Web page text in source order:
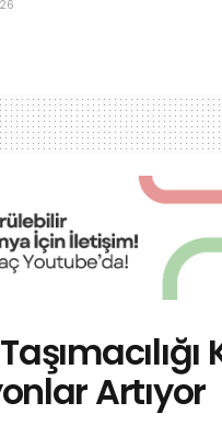
Artıyor